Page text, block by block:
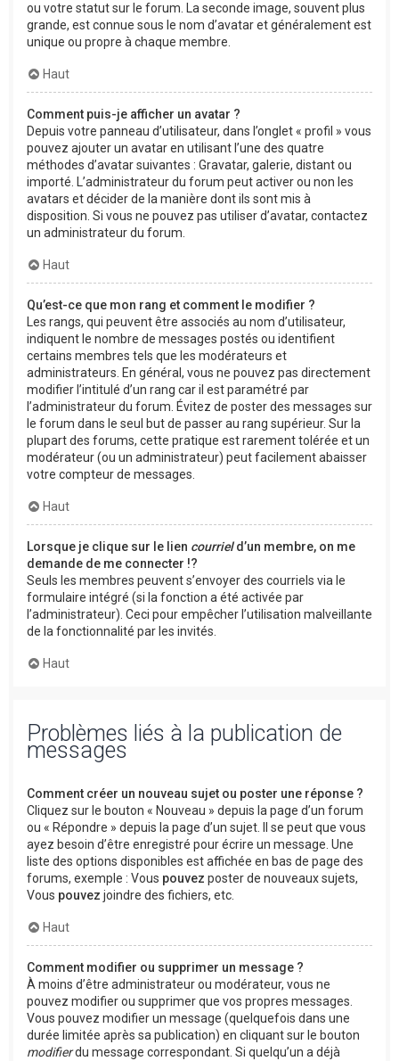
ou votre statut sur le forum. La seconde image, souvent plus
grande, est connue sous le nom d’avatar et généralement est
unique ou propre à chaque membre.
Haut
Comment puis-je afficher un avatar ?
Depuis votre panneau d’utilisateur, dans l’onglet « profil » vous
pouvez ajouter un avatar en utilisant l’une des quatre
méthodes d’avatar suivantes : Gravatar, galerie, distant ou
importé. L’administrateur du forum peut activer ou non les
avatars et décider de la manière dont ils sont mis à
disposition. Si vous ne pouvez pas utiliser d’avatar, contactez
un administrateur du forum.
Haut
Qu’est-ce que mon rang et comment le modifier ?
Les rangs, qui peuvent être associés au nom d’utilisateur,
indiquent le nombre de messages postés ou identifient
certains membres tels que les modérateurs et
administrateurs. En général, vous ne pouvez pas directement
modifier l’intitulé d’un rang car il est paramétré par
l’administrateur du forum. Évitez de poster des messages sur
le forum dans le seul but de passer au rang supérieur. Sur la
plupart des forums, cette pratique est rarement tolérée et un
modérateur (ou un administrateur) peut facilement abaisser
votre compteur de messages.
Haut
Lorsque je clique sur le lien courrield’un membre, on me
demande de me connecter !?
Seuls les membres peuvent s’envoyer des courriels via le
formulaire intégré (si la fonction a été activée par
l’administrateur). Ceci pour empêcher l’utilisation malveillante
de la fonctionnalité par les invités.
Haut
Problèmes liés à la publication de
messages
Comment créer un nouveau sujet ou poster une réponse ?
Cliquez sur le bouton « Nouveau » depuis la page d’un forum
ou « Répondre » depuis la page d’un sujet. Il se peut que vous
ayez besoin d’être enregistré pour écrire un message. Une
liste des options disponibles est affichée en bas de page des
forums, exemple : Vous pouvez poster de nouveaux sujets,
Vous pouvez joindre des fichiers, etc.
Haut
Comment modifier ou supprimer un message ?
À moins d’être administrateur ou modérateur, vous ne
pouvez modifier ou supprimer que vos propres messages.
Vous pouvez modifier un message (quelquefois dans une
durée limitée après sa publication) en cliquant sur le bouton
modifierdu message correspondant. Si quelqu’un a déjà